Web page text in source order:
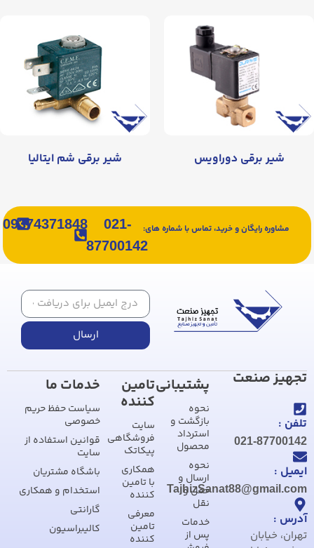
شیر برقی دوراویس شیر برقی شم ایتالیا
مشاوره رایگان و خرید، تماس با شماره های:
021-
87700142
09374371848
ارسال
تجهیز صنعت
تلفن :
021-87700142
ایمیل :
TajhizSanat88@gmail.com
آدرس :
تهران، خیابان
پشتیبانی
نحوه
بازگشت و
استرداد
محصول
نحوه
ارسال و
حمل و
نقل
خدمات
پس از
تامین
کننده
سایت
فروشگاهی
پیکاتک
همکاری
با تامین
کننده
معرفی
تامین
کننده
خدمات ما
سیاست حفظ حریم
خصوصی
قوانین استفاده از
سایت
باشگاه مشتریان
استخدام و همکاری
گارانتی
کالیبراسیون